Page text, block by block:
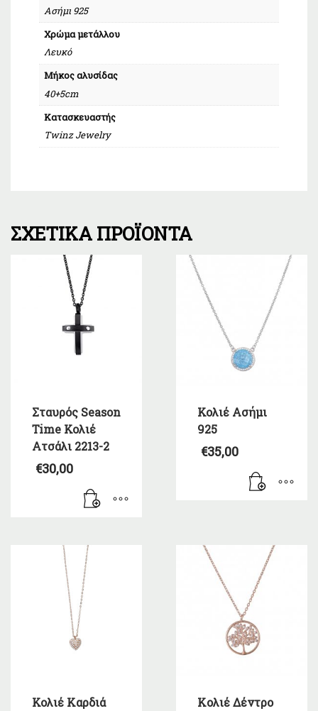
Ασήμι 925
Χρώμα μετάλλου
Λευκό
Μήκος αλυσίδας
40+5cm
Κατασκευαστής
Twinz Jewelry
ΣΧΕΤΙΚΆ ΠΡΟΪΌΝΤΑ
Σταυρός Season
Time Κολιέ
Ατσάλι 2213-2
€30,00
Κολιέ Ασήμι
925
€35,00
Κολιέ Καρδιά
Kολιέ Δέντρο